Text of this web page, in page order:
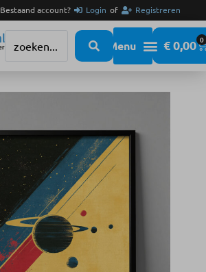
Bestaand account? Login of Registreren
€0,00 0